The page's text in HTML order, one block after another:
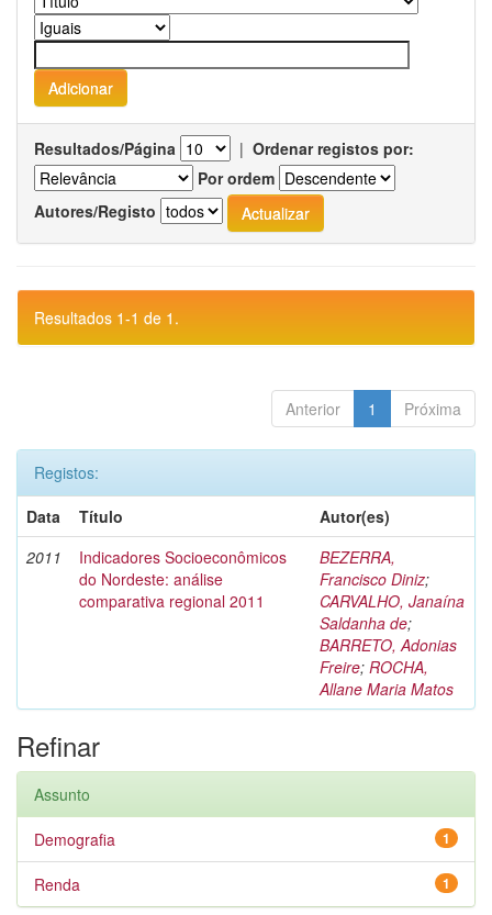
Resultados/Página | Ordenar registos por:
Por ordem
Autores/Registo
Resultados 1-1 de 1.
Anterior 1 Próxima
Registos:
Data
Título
Autor(es)
2011
Indicadores Socioeconômicos
do Nordeste: análise
comparativa regional 2011
BEZERRA,
Francisco Diniz;
CARVALHO, Janaína
Saldanha de;
BARRETO, Adonias
Freire; ROCHA,
Allane Maria Matos
Refinar
Assunto
1
Demografia
1
Renda